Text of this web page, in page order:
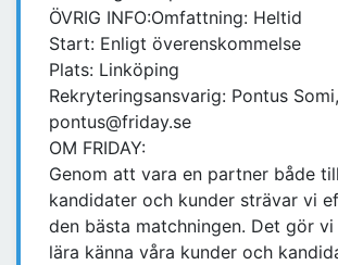
ÖVRIG INFO:Omfattning: Heltid
Start: Enligt överenskommelse
Plats: Linköping
Rekryteringsansvarig: Pontus Somi,
pontus@friday.se
OM FRIDAY:
Genom att vara en partner både
kandidater och kunder strävar vi
den bästa matchningen. Det gör
lära känna våra kunder och